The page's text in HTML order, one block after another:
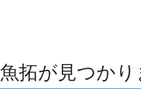
魚拓が見つかり